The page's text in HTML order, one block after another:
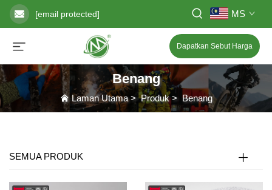
[email protected] MS
Dapatkan Sebut Harga
Benang
Laman Utama>Produk> Benang
SEMUA PRODUK